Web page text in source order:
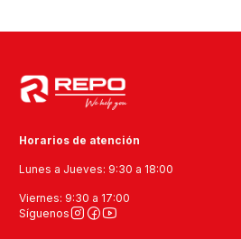
Horarios de atención
Lunes a Jueves: 9:30 a 18:00
Viernes: 9:30 a 17:00
Síguenos